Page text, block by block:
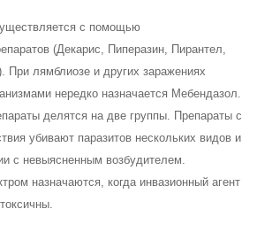
с помощью
(Декарис, Пиперазин, Пирантел,
При лямблиозе и других заражениях
нередко назначается Мебендазол.
делятся на две группы. Препараты с
убивают паразитов нескольких видов и
с невыясненным возбудителем.
назначаются, когда инвазионный агент